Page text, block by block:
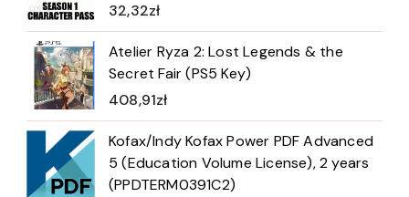
32,32zł
Atelier Ryza 2: Lost Legends & the
Secret Fair (PS5 Key)
408,91zł
Kofax/Indy Kofax Power PDF Advanced
5 (Education Volume License), 2 years
(PPDTERM0391C2)